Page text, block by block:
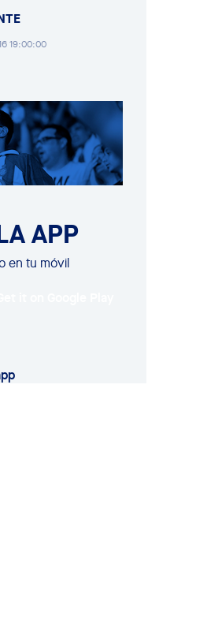
19:00:00
APP
en tu móvil